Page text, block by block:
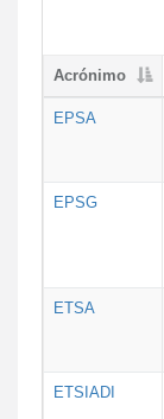
Acrónimo
EPSA
EPSG
ETSA
ETSIADI